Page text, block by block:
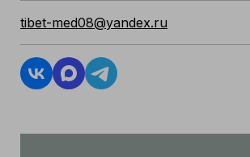
tibet-med08@yandex.ru